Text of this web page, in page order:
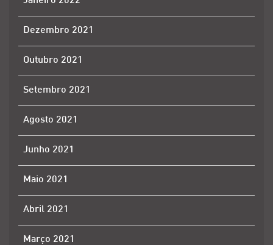
Dezembro 2021
Outubro 2021
Setembro 2021
Agosto 2021
Junho 2021
Maio 2021
Abril 2021
Março 2021